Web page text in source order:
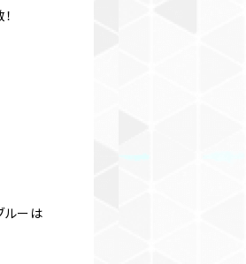
ルーは